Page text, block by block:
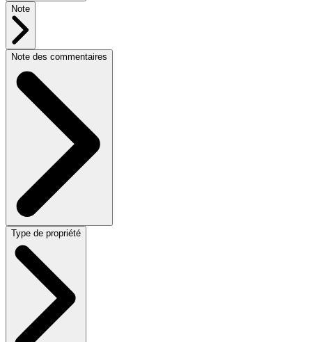
Note
Note des commentaires
Type de propriété